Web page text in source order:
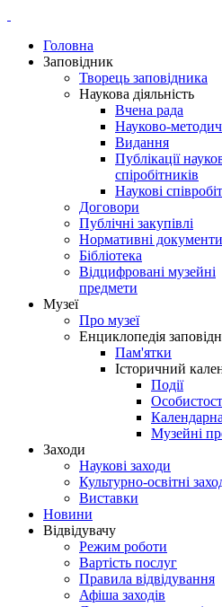
Головна
Заповідник
Творець заповідника
Наукова діяльність
Вчена рада
Науково-
Видання
Публікації
спіробітників
Наукові
Договори
Публічні закупівлі
Нормативні документи
Бібліотека
Відцифровані музейні
предмети
Музеї
Про музеї
Енциклопедія
Пам'ятки
Історичний
Події
Музейні
Заходи
Наукові заходи
Культурно-освітні
Виставки
Новини
Відвідувачу
Режим роботи
Вартість послуг
Правила відвідування
Афіша заходів